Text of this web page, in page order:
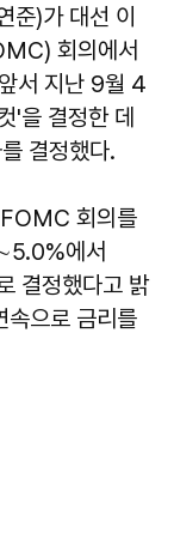
준)가 대선 이
회의에서
서 지난 9월 4
'을 결정한 데
결정했다.
회의를
에서
결정했다고 밝
속으로 금리를